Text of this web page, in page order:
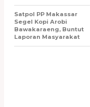
Satpol PP Makassar
Segel Kopi Arobi
Bawakaraeng, Buntut
Laporan Masyarakat